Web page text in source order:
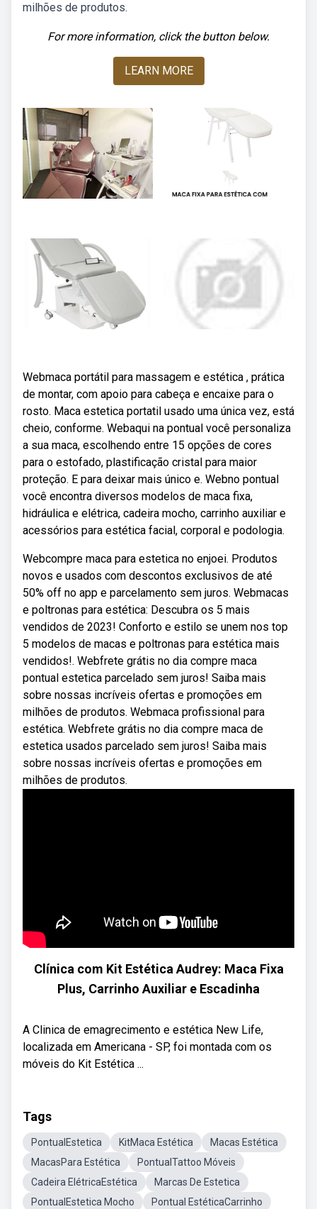
milhões de produtos.
For more information, click the button below.
LEARN MORE
Webmaca portátil para massagem e estética , prática
de montar, com apoio para cabeça e encaixe para o
rosto. Maca estetica portatil usado uma única vez, está
cheio, conforme. Webaqui na pontual você personaliza
a sua maca, escolhendo entre 15 opções de cores
para o estofado, plastificação cristal para maior
proteção. E para deixar mais único e. Webno pontual
você encontra diversos modelos de maca fixa,
hidráulica e elétrica, cadeira mocho, carrinho auxiliar e
acessórios para estética facial, corporal e podologia.
Webcompre maca para estetica no enjoei. Produtos
novos e usados com descontos exclusivos de até
50% off no app e parcelamento sem juros. Webmacas
e poltronas para estética: Descubra os 5 mais
vendidos de 2023! Conforto e estilo se unem nos top
5 modelos de macas e poltronas para estética mais
vendidos!. Webfrete grátis no dia compre maca
pontual estetica parcelado sem juros! Saiba mais
sobre nossas incríveis ofertas e promoções em
milhões de produtos. Webmaca profissional para
estética. Webfrete grátis no dia compre maca de
estetica usados parcelado sem juros! Saiba mais
sobre nossas incríveis ofertas e promoções em
milhões de produtos.
Clínica com Kit Estética Audrey: Maca Fixa
Plus, Carrinho Auxiliar e Escadinha
A Clinica de emagrecimento e estética New Life,
localizada em Americana - SP, foi montada com os
móveis do Kit Estética ...
Tags
PontualEstetica KitMaca Estética
Macas Estética
MacasPara Estética
PontualTattoo Móveis
Cadeira ElétricaEstética
Marcas De Estetica
PontualEstetica Mocho
Pontual EstéticaCarrinho